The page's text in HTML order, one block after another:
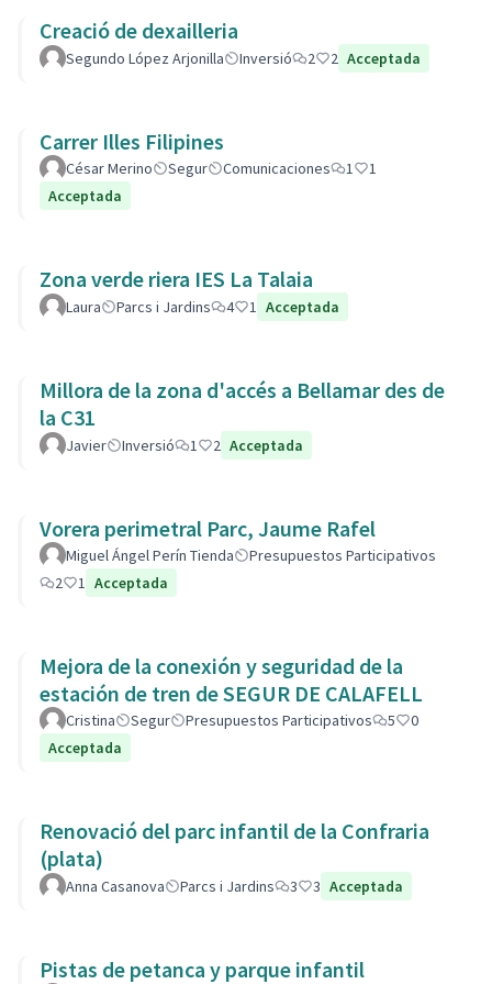
Creació de dexailleria
Segundo López Arjonilla Inversió 2 2 Acceptada
Carrer Illes Filipines
César Merino Segur Comunicaciones 1
1
Acceptada
Zona verde riera IES La Talaia
Laura Parcs i Jardins 4 1 Acceptada
Millora de la zona d'accés a Bellamar des de
la C31
Javier Inversió 1 2 Acceptada
Vorera perimetral Parc, Jaume Rafel
Miguel Ángel Perín Tienda
Presupuestos Participativos
2
1 Acceptada
Mejora de la conexión y seguridad de la
estación de tren de SEGUR DE CALAFELL
Cristina Segur Presupuestos Participativos 5
0
Acceptada
Renovació del parc infantil de la Confraria
(plata)
Anna Casanova Parcs i Jardins 3 3 Acceptada
Pistas de petanca y parque infantil